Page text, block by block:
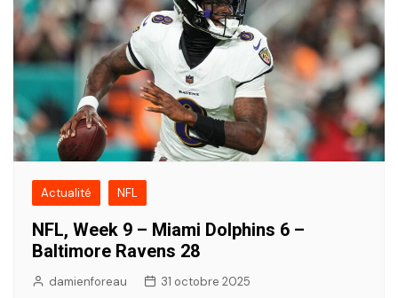
Actualité NFL
NFL, Week 9 – Miami Dolphins 6 –
Baltimore Ravens 28
damienforeau 31 octobre 2025